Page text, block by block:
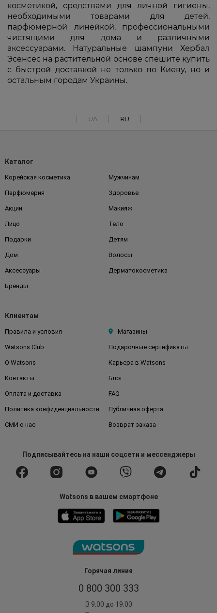
косметикой, средствами для личной гигиены,
необходимыми товарами для детей,
парфюмерной линейкой, профессиональными
чистящими для дома и различными
аксессуарами. Натуральные шампуни Хербал
Эсенсес на растительной основе спешите купить
с быстрой доставкой не только по Киеву, но и
остальным городам Украины.
UA RU
Горячая линия
0 800 300 333
З 9:00 до 19:00
Каталог
Корейская косметика Мужчинам
Парфюмерия Здоровье
Акции Макияж
Лицо Тело
Подарки Детям
Дом Волосы
Аксессуары Дерматокосметика
Бренды
Клиентам
Правила и условия Магазины
Watsons Club Подарочные сертификаты
О Watsons Карьера в Watsons
Контакты Блог
Оплата и доставка FAQ
Политика конфиденциальности Публичная оферта
СМИ о нас Возврат заказа
Подписывайтесьна наши соцсети и мессенджеры
Watsons в вашем смартфоне